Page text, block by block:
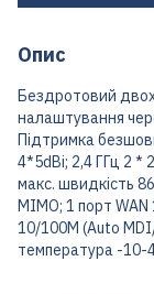
Опис
Бездротовий
налаштування
Підтримка
4*5dBi; 2,4 ГГц 2 *
макс. швидкість
MIMO; 1 порт
10/100M (Auto
температура -